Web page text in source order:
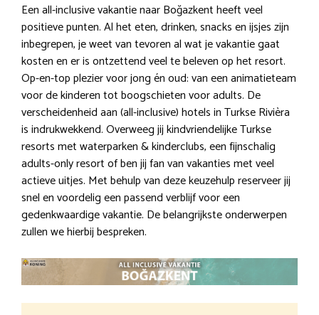
Een all-inclusive vakantie naar Boğazkent heeft veel
positieve punten. Al het eten, drinken, snacks en ijsjes zijn
inbegrepen, je weet van tevoren al wat je vakantie gaat
kosten en er is ontzettend veel te beleven op het resort.
Op-en-top plezier voor jong én oud: van een animatieteam
voor de kinderen tot boogschieten voor adults. De
verscheidenheid aan (all-inclusive) hotels in Turkse Rivièra
is indrukwekkend. Overweeg jij kindvriendelijke Turkse
resorts met waterparken & kinderclubs, een fijnschalig
adults-only resort of ben jij fan van vakanties met veel
actieve uitjes. Met behulp van deze keuzehulp reserveer jij
snel en voordelig een passend verblijf voor een
gedenkwaardige vakantie. De belangrijkste onderwerpen
zullen we hierbij bespreken.